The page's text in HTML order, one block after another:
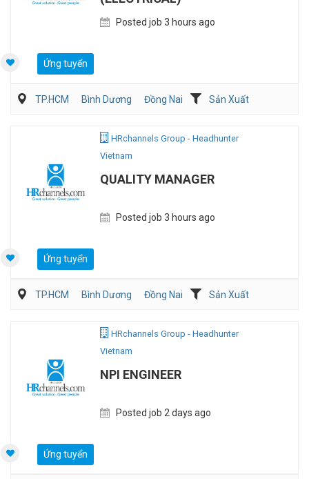
Posted job 3 hours ago
Ứng tuyển
TP.HCM Bình Dương Đồng Nai
Sản Xuất
HRchannels Group - Headhunter
Vietnam
QUALITY MANAGER
Posted job 3 hours ago
Ứng tuyển
TP.HCM Bình Dương Đồng Nai
Sản Xuất
HRchannels Group - Headhunter
Vietnam
NPI ENGINEER
Posted job 2 days ago
Ứng tuyển